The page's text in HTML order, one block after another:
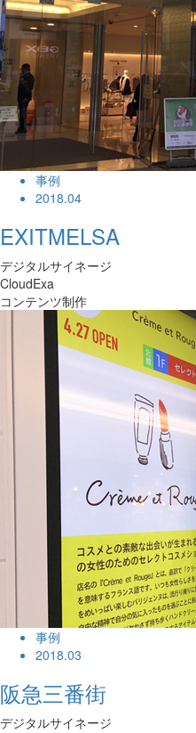
事例
2018.04
EXITMELSA
デジタルサイネージ
CloudExa
コンテンツ制作
事例
2018.03
阪急三番街
デジタルサイネージ